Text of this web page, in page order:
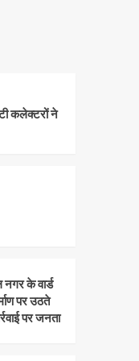
कलेक्टरों ने
के वार्ड
पर उठते
पर जनता